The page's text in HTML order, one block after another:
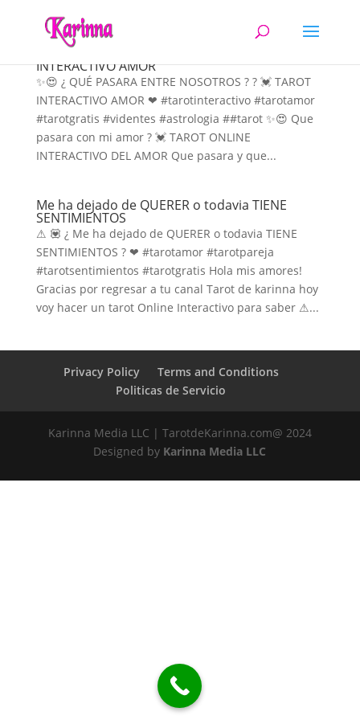
QUÉ PASARA ENTRE NOSOTROS TAROT
INTERACTIVO AMOR
✨😍 ¿ QUÉ PASARA ENTRE NOSOTROS ? ? 💓 TAROT
INTERACTIVO AMOR ❤ #tarotinteractivo #tarotamor
#tarotgratis #videntes #astrologia ##tarot ✨😍 Que
pasara con mi amor ? 💓 TAROT ONLINE
INTERACTIVO DEL AMOR Que pasara y que...
Me ha dejado de QUERER o todavia TIENE
SENTIMIENTOS
⚠ 💟 ¿ Me ha dejado de QUERER o todavia TIENE
SENTIMIENTOS ? ❤ #tarotamor #tarotpareja
#tarotsentimientos #tarotgratis Hola mis amores!
Gracias por regresar a tu canal Tarot de karinna hoy
voy hacer un tarot Online Interactivo para saber ⚠...
Privacy Policy
Terms and Conditions
Politicas de Servicio
Karinna Media LLC | TarotdeKarinna.com@ 2024
Designed by Karinna Media LLC